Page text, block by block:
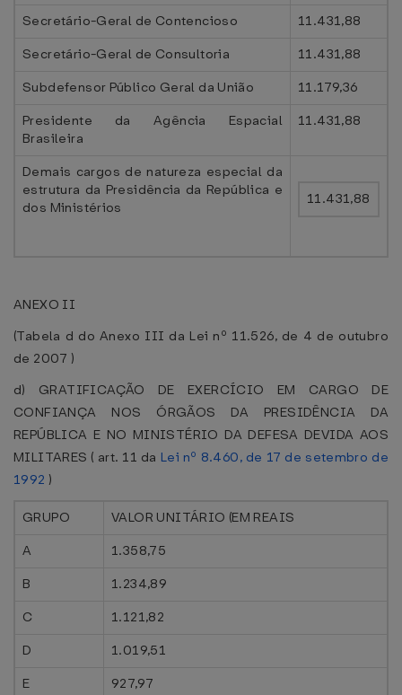
Secretário-Geral de Contencioso
11.431,88
Secretário-Geral de Consultoria
11.431,88
Subdefensor Público Geral da União
11.179,36
Presidente da Agência Espacial
Brasileira
11.431,88
Demais cargos de natureza especial da
estrutura da Presidência da República e
dos Ministérios
11.431,88
ANEXO II
(Tabela d do Anexo III da Lei nº 11.526, de 4 de outubro
de 2007 )
d) GRATIFICAÇÃO DE EXERCÍCIO EM CARGO DE
CONFIANÇA NOS ÓRGÃOS DA PRESIDÊNCIA DA
REPÚBLICA E NO MINISTÉRIO DA DEFESA DEVIDA AOS
MILITARES ( art. 11 da Lei nº 8.460, de 17 de setembro de
1992 )
GRUPO
VALOR UNITÁRIO (EM REAIS
A
1.358,75
B
1.234,89
C
1.121,82
D
1.019,51
E
927,97